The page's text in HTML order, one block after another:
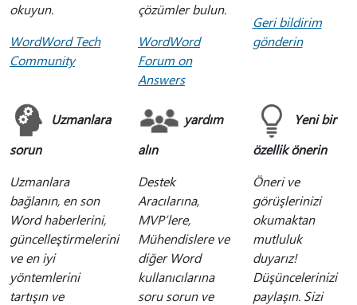
okuyun.
WordWord Tech
Community
çözümler bulun.
WordWord
Forum on
Answers
Geri bildirim
gönderin
Uzmanlara
sorun
Uzmanlara
bağlanın, en son
Word haberlerini,
güncelleştirmelerini
ve en iyi
yöntemlerini
tartışın ve
yardım
alın
Destek
Aracılarına,
MVP’lere,
Mühendislere ve
diğer Word
kullanıcılarına
soru sorun ve
Yeni bir
özellik önerin
Öneri ve
görüşlerinizi
okumaktan
mutluluk
duyarız!
Düşüncelerinizi
paylaşın. Sizi